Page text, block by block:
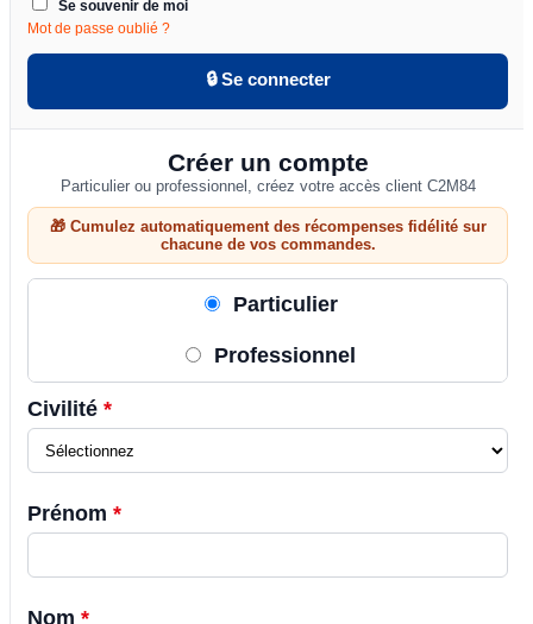
Se souvenir de moi
Mot de passe oublié ?
🔒 Se connecter
Créer un compte
Particulier ou professionnel, créez votre accès client C2M84
🎁 Cumulez automatiquement des récompenses fidélité sur
chacune de vos commandes.
Particulier
Professionnel
Civilité *
Prénom *
Nom *